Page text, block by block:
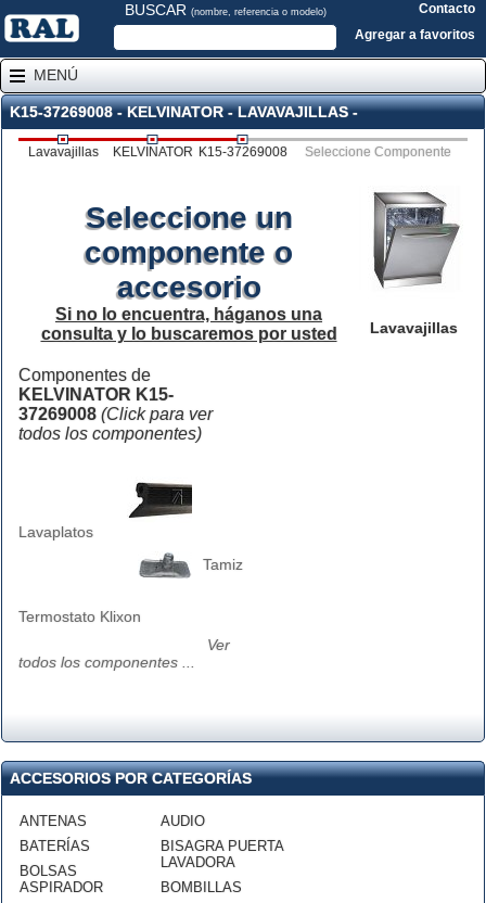
BUSCAR (nombre, referencia o modelo)
Contacto
Agregar a favoritos
MENÚ
K15-37269008 - KELVINATOR - LAVAVAJILLAS -
Lavavajillas KELVINATOR K15-37269008 Seleccione Componente
Lavavajillas
Seleccione un
componente o
accesorio
Si no lo encuentra, háganos una
consulta y lo buscaremos por usted
Componentes de
KELVINATOR K15-
37269008 (Click para ver
todos los componentes)
Lavaplatos
Tamiz
Termostato Klixon
Ver
todos los componentes ...
ACCESORIOS POR CATEGORÍAS
ANTENAS
BATERÍAS
BOLSAS
ASPIRADOR
AUDIO
BISAGRA PUERTA
LAVADORA
BOMBILLAS